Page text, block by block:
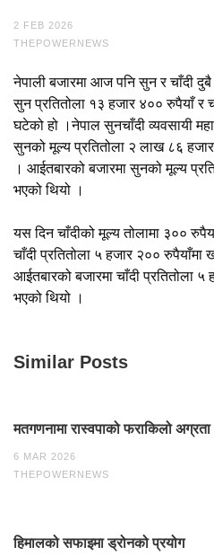
2 FEB 2026
THEPOWERNEWS
नेपाली बजारमा आज पनि सुन र चाँदी
सुन प्रतितोला १३ हजार ४०० रुपैयाँ र
घटेको हो ।नेपाल सुनचाँदी व्यवसायी
सुनको मूल्य प्रतितोला २ लाख ८६
। आईतबारको बजारमा सुनको मूल्य
भएको थियो ।
यस दिन चाँदीको मूल्य तोलामा ३००
चाँदी प्रतितोला ५ हजार २०० रुपैयाँमा
आईतबारको बजारमा चाँदी प्रतितोला ५
भएको थियो ।
Similar Posts
मतगणनामा रास्वपाको फराकिलो अग्रता
6 MAR 2026
THEPOWERNEWS
हिमालको सफाइमा ड्रोनको प्रयोग